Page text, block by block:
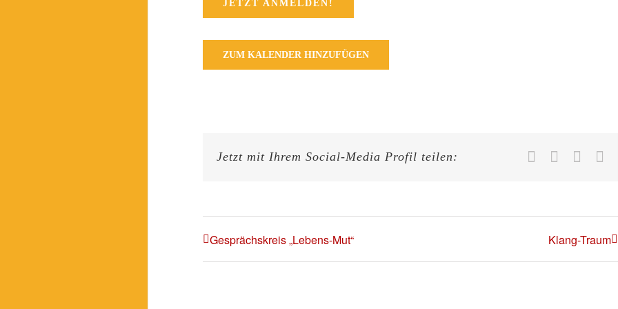
JETZT ANMELDEN!
ZUM KALENDER HINZUFÜGEN
Jetzt mit Ihrem Social-Media Profil teilen: Facebook
Gesprächskreis „Lebens-Mut“ Klang-Traum